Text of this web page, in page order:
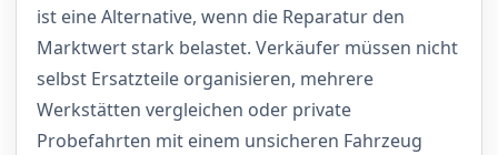
ist eine Alternative, wenn die Reparatur den
Marktwert stark belastet. Verkäufer müssen nicht
selbst Ersatzteile organisieren, mehrere
Werkstätten vergleichen oder private
Probefahrten mit einem unsicheren Fahrzeug